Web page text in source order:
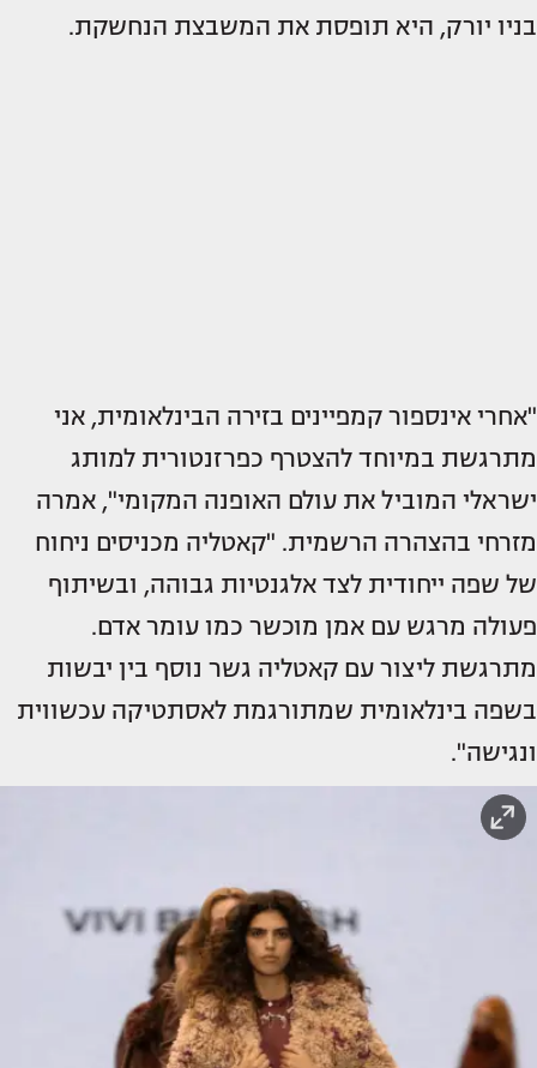
בניו יורק, היא תופסת את המשבצת הנחשקת.
"אחרי אינספור קמפיינים בזירה הבינלאומית, אני
מתרגשת במיוחד להצטרף כפרזנטורית למותג
ישראלי המוביל את עולם האופנה המקומי", אמרה
מזרחי בהצהרה הרשמית. "קאטליה מכניסים ניחוח
של שפה ייחודית לצד אלגנטיות גבוהה, ובשיתוף
פעולה מרגש עם אמן מוכשר כמו עומר אדם.
מתרגשת ליצור עם קאטליה גשר נוסף בין יבשות
בשפה בינלאומית שמתורגמת לאסתטיקה עכשווית
ונגישה".